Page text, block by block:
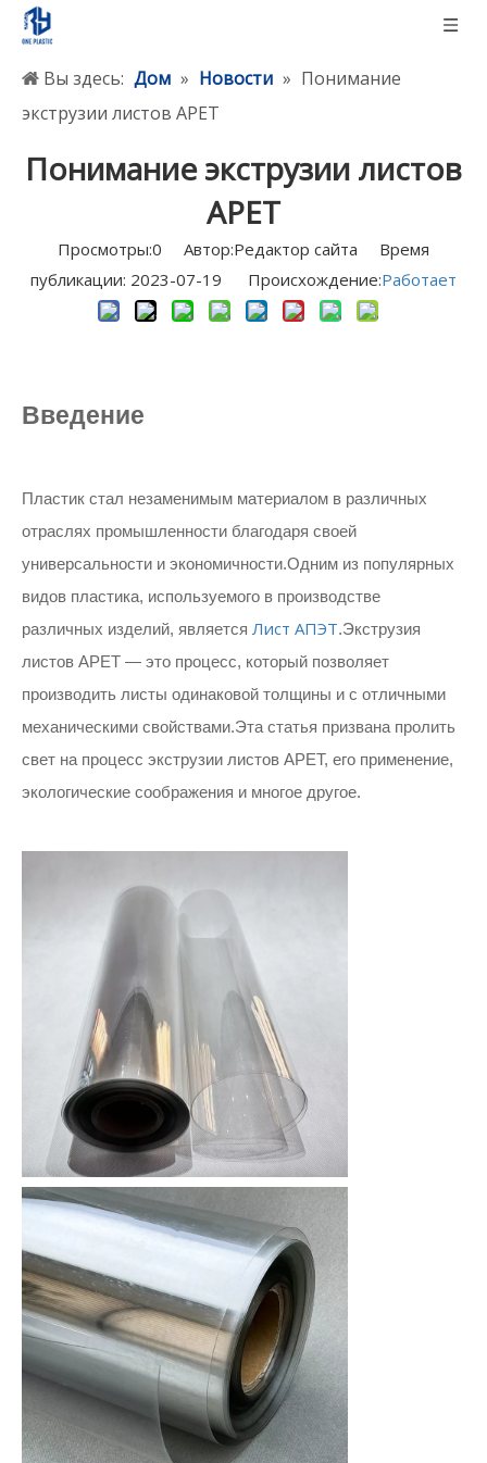
Вы здесь: Дом » Новости » Понимание
экструзии листов APET
Понимание экструзии листов
APET
Просмотры:0 Автор:Pедактор сайта Время
публикации: 2023-07-19 Происхождение:Работает
Введение
Пластик стал незаменимым материалом в различных
отраслях промышленности благодаря своей
универсальности и экономичности.Одним из популярных
видов пластика, используемого в производстве
различных изделий, является Лист АПЭТ.Экструзия
листов APET — это процесс, который позволяет
производить листы одинаковой толщины и с отличными
механическими свойствами.Эта статья призвана пролить
свет на процесс экструзии листов APET, его применение,
экологические соображения и многое другое.